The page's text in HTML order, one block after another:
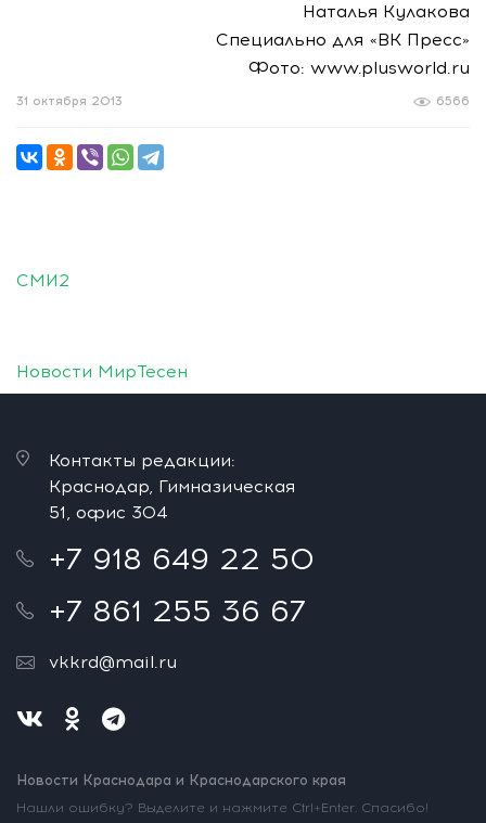
Наталья Кулакова
Специально для «ВК Пресс»
Фото: www.plusworld.ru
6566
31 октября 2013
СМИ2
Новости МирТесен
Контакты редакции:
Краснодар, Гимназическая
51, офис 304
+7 918 649 22 50
+7 861 255 36 67
vkkrd@mail.ru
Новости Краснодара и Краснодарского края
Нашли ошибку? Выделите и нажмите Ctrl+Enter. Спасибо!